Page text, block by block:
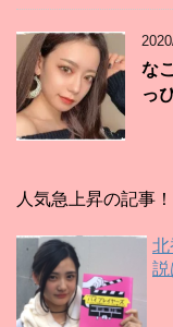
な
っ
人気急上昇の記事！
北
説